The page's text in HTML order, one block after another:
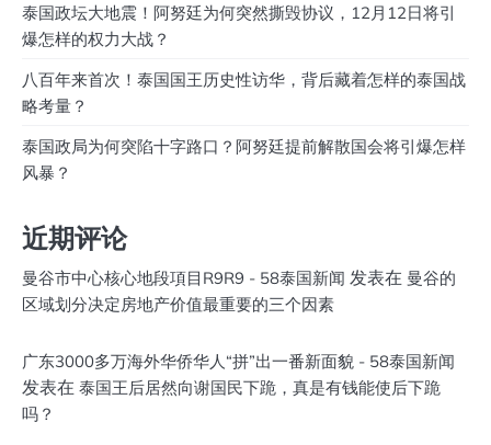
泰国政坛大地震！阿努廷为何突然撕毁协议，12月12日将引
爆怎样的权力大战？
八百年来首次！泰国国王历史性访华，背后藏着怎样的泰国战
略考量？
泰国政局为何突陷十字路口？阿努廷提前解散国会将引爆怎样
风暴？
近期评论
曼谷市中心核心地段項目R9R9 - 58泰国新闻 发表在 曼谷的
区域划分决定房地产价值最重要的三个因素
广东3000多万海外华侨华人“拼”出一番新面貌 - 58泰国新闻
发表在 泰国王后居然向谢国民下跪，真是有钱能使后下跪
吗？